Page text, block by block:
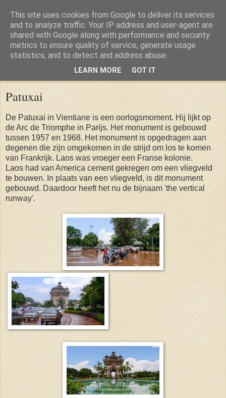
Thursday, 10 July 2014
Patuxai
De Patuxai in Vientiane is een oorlogsmoment. Hij lijkt op
de Arc de Triomphe in Parijs. Het monument is gebouwd
tussen 1957 en 1968. Het monument is opgedragen aan
degenen die zijn omgekomen in de strijd om los te komen
van Frankrijk. Laos was vroeger een Franse kolonie.
Laos had van America cement gekregen om een vliegveld
te bouwen. In plaats van een vliegveld, is dit monument
gebouwd. Daardoor heeft het nu de bijnaam 'the vertical
runway'.
This site uses cookies from Google to deliver its services
and to analyze traffic. Your IP address and user-agent are
shared with Google along with performance and security
metrics to ensure quality of service, generate usage
statistics, and to detect and address abuse.
LEARN MORE GOT IT